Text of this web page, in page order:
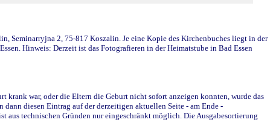
Seminarryjna 2, 75-817 Koszalin. Je eine Kopie des Kirchenbuches liegt in der
Hinweis: Derzeit ist das Fotografieren in der Heimatstube in Bad Essen
krank war, oder die Eltern die Geburt nicht sofort anzeigen konnten, wurde das
diesen Eintrag auf der derzeitigen aktuellen Seite - am Ende -
aus technischen Gründen nur eingeschränkt möglich. Die Ausgabesortierung